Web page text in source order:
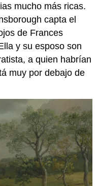
mucho más ricas.
capta el
de Frances
y su esposo son
a quien habrían
muy por debajo de